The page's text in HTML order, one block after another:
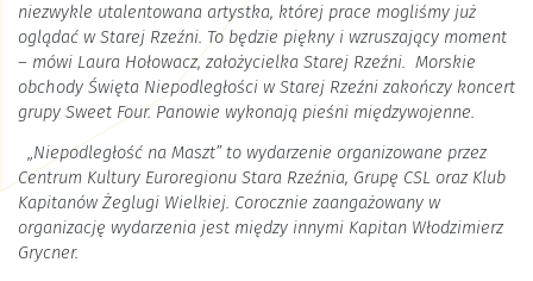
niezwykle utalentowana artystka, której prace mogliśmy już
oglądać w Starej Rzeźni. To będzie piękny i wzruszający moment
– mówi Laura Hołowacz, założycielka Starej Rzeźni. Morskie
obchody Święta Niepodległości w Starej Rzeźni zakończy koncert
grupy Sweet Four. Panowie wykonają pieśni międzywojenne.
„Niepodległość na Maszt” to wydarzenie organizowane przez
Centrum Kultury Euroregionu Stara Rzeźnia, Grupę CSL oraz Klub
Kapitanów Żeglugi Wielkiej. Corocznie zaangażowany w
organizację wydarzenia jest między innymi Kapitan Włodzimierz
Grycner.